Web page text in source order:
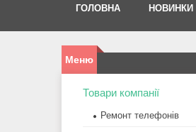
ГОЛОВНА НОВИНКИ
Товари компанії
Ремонт телефонів